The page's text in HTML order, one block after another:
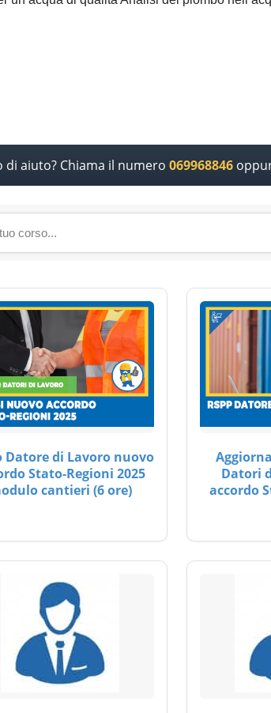
di aiuto? Chiama il numero 069968846
Datore di Lavoro nuovo
Stato-Regioni 2025
cantieri (6 ore)
Datori
accordo